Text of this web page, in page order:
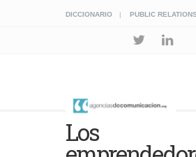
DICCIONARIO PUBLIC
Los